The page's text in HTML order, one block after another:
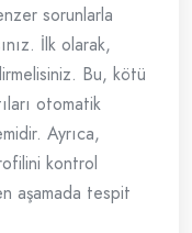
sorunlarla
İlk olarak,
Bu, kötü
otomatik
Ayrıca,
kontrol
aşamada tespit